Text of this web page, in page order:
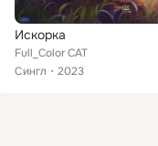
Искорка
Full_Color CAT
Сингл
2023